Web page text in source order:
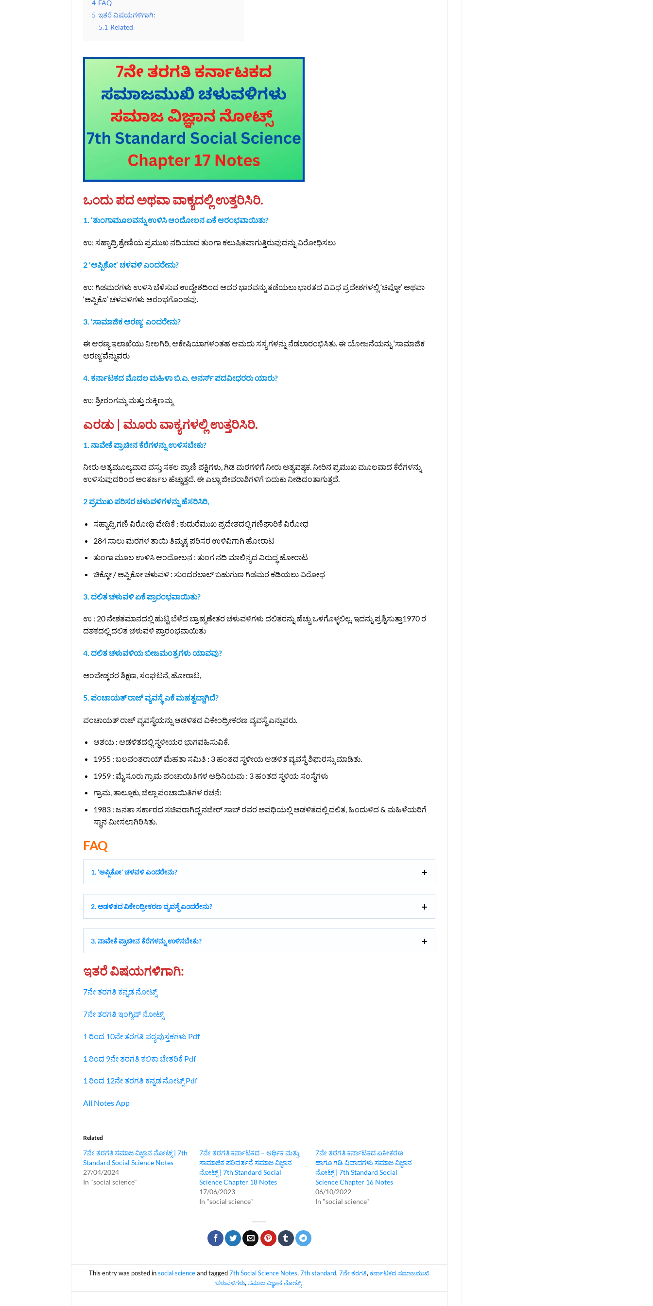
4 FAQ
5 ಇತರೆ ವಿಷಯಗಳಿಗಾಗಿ:
5.1 Related
ಒಂದು ಪದ ಅಥವಾ ವಾಕ್ಯದಲ್ಲಿ ಉತ್ತರಿಸಿರಿ.
1. ‘ತುಂಗಾಮೂಲವನ್ನು ಉಳಿಸಿ ಆಂದೋಲನ ಏಕೆ ಆರಂಭವಾಯಿತು?
ಉ: ಸಹ್ಯಾದ್ರಿ ಶ್ರೇಣಿಯ ಪ್ರಮುಖ ನದಿಯಾದ ತುಂಗಾ ಕಲುಷಿತವಾಗುತ್ತಿರುವುದನ್ನು ವಿರೋಧಿಸಲು
2 ‘ಅಪ್ಪಿಕೋ’ ಚಳವಳಿ ಎಂದರೇನು?
ಉ: ಗಿಡಮರಗಳು ಉಳಿಸಿ ಬೆಳೆಸುವ ಉದ್ದೇಶದಿಂದ ಅದರ ಭಾರವನ್ನು ತಡೆಯಲು ಭಾರತದ ವಿವಿಧ ಪ್ರದೇಶಗಳಲ್ಲಿ ‘ಚಿಪ್ಕೋ’ ಅಥವಾ
‘ಅಪ್ಪಿಕೊ’ ಚಳವಳಿಗಳು ಆರಂಭಗೊಂಡವು.
3. ‘ಸಾಮಾಜಿಕ ಅರಣ್ಯ’ ಎಂದರೇನು?
ಈ ಆರಣ್ಯ ಇಲಾಖೆಯು ನೀಲಗಿರಿ, ಆಕೇಷಿಯಾಗಳಂತಹ ಆಮದು ಸಸ್ಯಗಳನ್ನು ನೆಡಲಾರಂಭಿಸಿತು. ಈ ಯೋಜನೆಯನ್ನು ‘ಸಾಮಾಜಿಕ
ಅರಣ್ಯ’ವೆನ್ನುವರು
4. ಕರ್ನಾಟಕದ ಮೊದಲ ಮಹಿಳಾ ಬಿ.ಎ. ಆನರ್ಸ್ ಪದವೀಧರರು ಯಾರು?
ಉ: ಶ್ರೀರಂಗಮ್ಮ ಮತ್ತು ರುಕ್ಕಿಣಮ್ಮ
ಎರಡು | ಮೂರು ವಾಕ್ಯಗಳಲ್ಲಿ ಉತ್ತರಿಸಿರಿ.
1. ನಾವೇಕೆ ಪ್ರಾಚೀನ ಕೆರೆಗಳನ್ನು ಉಳಿಸಬೇಕು?
ನೀರು ಅತ್ಯಮೂಲ್ಯವಾದ ವಸ್ತು ಸಕಲ ಪ್ರಾಣಿ ಪಕ್ಷಿಗಳು, ಗಿಡ ಮರಗಳಿಗೆ ನೀರು ಅತ್ಯವಶ್ಯಕ. ನೀರಿನ ಪ್ರಮುಖ ಮೂಲವಾದ ಕೆರೆಗಳನ್ನು
ಉಳಿಸುವುದರಿಂದ ಅಂತರ್ಜಲ ಹೆಚ್ಚುತ್ತದೆ. ಈ ಎಲ್ಲಾ ಜೀವರಾಶಿಗಳಿಗೆ ಬದುಕು ನೀಡಿದಂತಾಗುತ್ತದೆ.
2 ಪ್ರಮುಖ ಪರಿಸರ ಚಳುವಳಿಗಳನ್ನು ಹೆಸರಿಸಿರಿ,
ಸಹ್ಯಾದ್ರಿ ಗಣಿ ವಿರೋಧಿ ವೇದಿಕೆ : ಕುದುರೆಮುಖ ಪ್ರದೇಶದಲ್ಲಿ ಗಣಿಘಾರಿಕೆ ವಿರೋಧ
284 ಸಾಲು ಮರಗಳ ತಾಯಿ ತಿಮ್ಮಕ್ಕ ಪರಿಸರ ಉಳಿವಿಗಾಗಿ ಹೋರಾಟ
ತುಂಗಾ ಮೂಲ ಉಳಿಸಿ ಆಂದೋಲನ : ತುಂಗ ನದಿ ಮಾಲಿನ್ಯದ ವಿರುದ್ಧ ಹೋರಾಟ
ಚಿಕ್ಕೋ / ಅಪ್ಪಿಕೋ ಚಳುವಳಿ : ಸುಂದರಲಾಲ್ ಬಹುಗುಣ ಗಿಡಮರ ಕಡಿಯಲು ವಿರೋಧ
3. ದಲಿತ ಚಳುವಳಿ ಏಕೆ ಪ್ರಾರಂಭವಾಯಿತು?
ಉ : 20 ನೇಶತಮಾನದಲ್ಲಿ ಹುಟ್ಟಿ ಬೆಳೆದ ಬ್ರಾಹ್ಮಣೇತರ ಚಳುವಳಿಗಳು ದಲಿತರನ್ನು ಹೆಚ್ಚು ಒಳಗೊಳ್ಳಲಿಲ್ಲ. ಇದನ್ನು ಪ್ರಶ್ನಿಸುತ್ತಾ1970 ರ
ದಶಕದಲ್ಲಿ ದಲಿತ ಚಳುವಳಿ ಪ್ರಾರಂಭವಾಯಿತು
4. ದಲಿತ ಚಳುವಳಿಯ ಬೀಜಮಂತ್ರಗಳು ಯಾವವು?
ಅಂಬೇಡ್ಕರರ ಶಿಕ್ಷಣ, ಸಂಘಟನೆ, ಹೋರಾಟ,
5. ಪಂಚಾಯತ್ ರಾಜ್ ವ್ಯವಸ್ಥೆ ಎಕೆ ಮಹತ್ವದ್ದಾಗಿದೆ?
ಪಂಚಾಯತ್‌ ರಾಜ್‌ ವ್ಯವಸ್ಥೆಯನ್ನು ಆಡಳಿತದ ವಿಕೇಂದ್ರೀಕರಣ ವ್ಯವಸ್ಥೆ ಎನ್ನುವರು.
ಆಶಯ : ಆಡಳಿತದಲ್ಲಿ ಸ್ಥಳೀಯರ ಭಾಗವಹಿಸುವಿಕೆ.
1955 : ಬಲವಂತರಾಯ್ ಮೆಹತಾ ಸಮಿತಿ : 3 ಹಂತದ ಸ್ಥಳೀಯ ಆಡಳಿತ ವ್ಯವಸ್ಥೆ ಶಿಫಾರಸ್ಸು ಮಾಡಿತು.
1959 : ಮೈಸೂರು ಗ್ರಾಮ ಪಂಚಾಯಿತಿಗಳ ಅಧಿನಿಯಮ : 3 ಹಂತದ ಸ್ಥಳಿಯ ಸಂಸ್ಥೆಗಳು
ಗ್ರಾಮ, ತಾಲ್ಲೂಕು, ಜಿಲ್ಲಾ ಪಂಚಾಯಿತಿಗಳ ರಚನೆ:
1983 : ಜನತಾ ಸರ್ಕಾರದ ಸಚಿವರಾಗಿದ್ದ ನಜೀರ್ ಸಾಬ್ ರವರ ಅವಧಿಯಲ್ಲಿ ಆಡಳಿತದಲ್ಲಿ ದಲಿತ, ಹಿಂದುಳಿದ & ಮಹಿಳೆಯರಿಗೆ
ಸ್ಥಾನ ಮೀಸಲಾಗಿರಿಸಿತು.
FAQ
1. ‘ಅಪ್ಪಿಕೋ’ ಚಳವಳಿ ಎಂದರೇನು?
2. ಆಡಳಿತದ ವಿಕೇಂದ್ರೀಕರಣ ವ್ಯವಸ್ಥೆ ಎಂದರೇನು?
3. ನಾವೇಕೆ ಪ್ರಾಚೀನ ಕೆರೆಗಳನ್ನು ಉಳಿಸಬೇಕು?
ಇತರೆ ವಿಷಯಗಳಿಗಾಗಿ:
7ನೇ ತರಗತಿ ಕನ್ನಡ ನೋಟ್ಸ್
7ನೇ ತರಗತಿ ಇಂಗ್ಲಿಷ್‌ ನೋಟ್ಸ್
1 ರಿಂದ 10ನೇ ತರಗತಿ ಪಠ್ಯಪುಸ್ತಕಗಳು Pdf
1 ರಿಂದ 9ನೇ ತರಗತಿ ಕಲಿಕಾ ಚೇತರಿಕೆ Pdf
1 ರಿಂದ 12ನೇ ತರಗತಿ ಕನ್ನಡ ನೋಟ್ಸ್‌ Pdf
All Notes App
Related
7ನೇ ತರಗತಿ ಸಮಾಜ ವಿಜ್ಞಾನ ನೋಟ್ಸ್‌ | 7th
Standard Social Science Notes
27/04/2024
In "social science"
7ನೇ ತರಗತಿ ಕರ್ನಾಟಕ‌ದ – ಆರ್ಥಿಕ ಮತ್ತು
ಸಾಮಾಜಿಕ ಪರಿವರ್ತನೆ ಸಮಾಜ ವಿಜ್ಞಾನ
ನೋಟ್ಸ್ | 7th Standard Social
Science Chapter 18 Notes
17/06/2023
In "social science"
7ನೇ ತರಗತಿ ಕರ್ನಾಟಕದ ಏಕೀಕರಣ
ಹಾಗೂ ಗಡಿ ವಿವಾದಗಳು ಸಮಾಜ ವಿಜ್ಞಾನ
ನೋಟ್ಸ್‌ | 7th Standard Social
Science Chapter 16 Notes
06/10/2022
In "social science"
This entry was posted insocial scienceand tagged7th Social Science Notes, 7th standard, 7ನೇ ತರಗತಿ‌, ಕರ್ನಾಟಕದ ಸಮಾಜಮುಖಿ
ಚಳುವಳಿಗಳು,ಸಮಾಜ ವಿಜ್ಞಾನ ನೋಟ್ಸ್.